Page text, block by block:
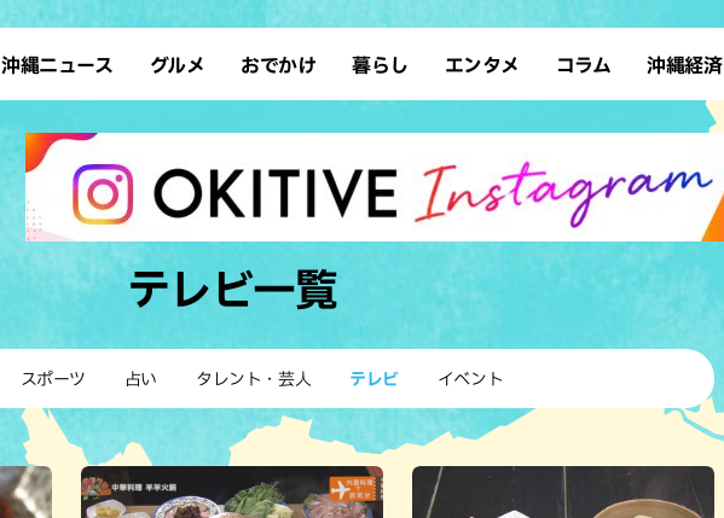
沖縄ニュース グルメ
ラーメン 沖縄そば
テイクアウト カフェ
すし・魚料理 和食・日本料理
沖縄料理 アジア・エスニック
ステーキ・焼肉 焼鳥・串料理
その他の肉料理 居酒屋・バー
ブッフェ・バイキング スイーツ
おでかけ
デート ドライブ
散歩 ソロ活
サウナ 公園
暮らし
レシピ SDGs
ファッション ローカルニュース
沖縄移住 沖縄旧暦行事
エンタメ
スポーツ 占い
タレント・芸人 テレビ
コラム 沖縄経済
テレビ一覧
スポーツ 占い タレント・芸人 テレビ イベント